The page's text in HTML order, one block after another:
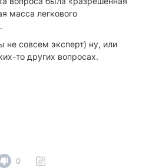
масса легкового
не совсем эксперт) ну, или
то других вопросах.
0